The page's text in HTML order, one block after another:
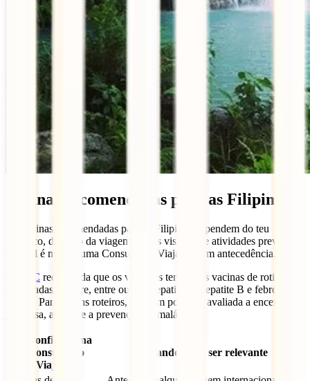
Vacinas recomendadas para as Filipinas
As vacinas recomendadas para as Filipinas dependem do teu
histórico, duração da viagem, zonas visitadas e atividades previstas.
O ideal é marcar uma Consulta do Viajante com antecedência.
CDC recomenda que os viajantes tenham as vacinas de rotina
atualizadas e refere, entre outras, hepatite A, hepatite B e febre
tifóide. Para alguns roteiros, também pode ser avaliada a encefalite
japonesa, a raiva e a prevenção da malária.
A confirmar na
Consulta do
Viajante
Quando pode ser relevante